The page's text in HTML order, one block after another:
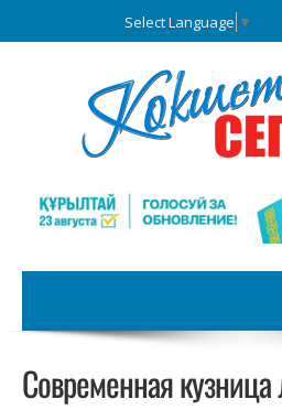
Select Language ▼
Современная кузница